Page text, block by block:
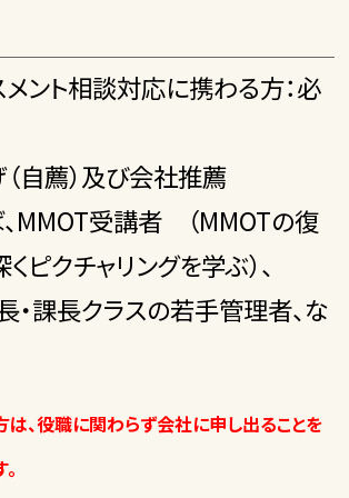
ント相談対応に携わる方：必
自薦）及び会社推薦
MMOT受講者 （MMOTの復
くピクチャリングを学ぶ）、
・課長クラスの若手管理者、な
は、役職に関わらず会社に申し出ることを